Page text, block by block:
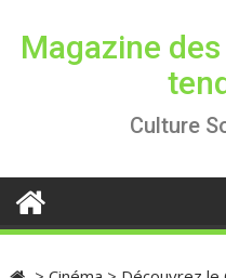
Magazine
Culture